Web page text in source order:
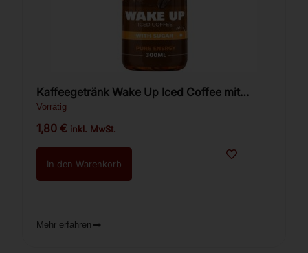
Kaffeegetränk Wake Up Iced Coffee mit
Zucker 300ml
Vorrätig
1,80€ inkl. MwSt.
In den Warenkorb
Mehr erfahren